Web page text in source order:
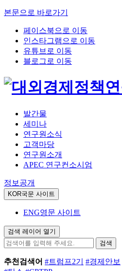
본문으로 바로가기
페이스북으로 이동
인스타그램으로 이동
유튜브로 이동
블로그로 이동
발간물
세미나
연구원소식
고객마당
연구원소개
APEC 연구컨소시엄
정보공개
KOR국문 사이트
ENG영문 사이트
검색 레이어 열기
검색
추천검색어 #트럼프2기 #경제안보